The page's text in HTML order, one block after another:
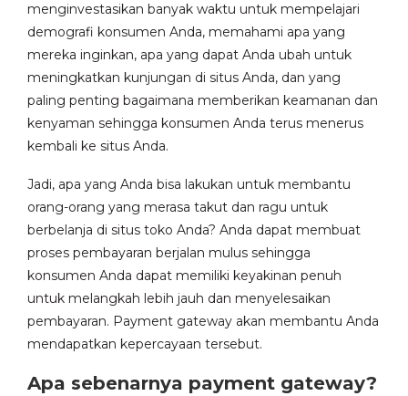
menginvestasikan banyak waktu untuk mempelajari
demografi konsumen Anda, memahami apa yang
mereka inginkan, apa yang dapat Anda ubah untuk
meningkatkan kunjungan di situs Anda, dan yang
paling penting bagaimana memberikan keamanan dan
kenyaman sehingga konsumen Anda terus menerus
kembali ke situs Anda.
Jadi, apa yang Anda bisa lakukan untuk membantu
orang-orang yang merasa takut dan ragu untuk
berbelanja di situs toko Anda? Anda dapat membuat
proses pembayaran berjalan mulus sehingga
konsumen Anda dapat memiliki keyakinan penuh
untuk melangkah lebih jauh dan menyelesaikan
pembayaran. Payment gateway akan membantu Anda
mendapatkan kepercayaan tersebut.
Apa sebenarnya payment gateway?